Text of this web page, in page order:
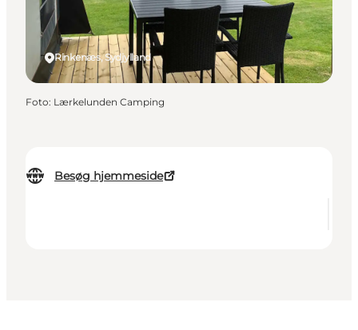
Besøg hjemmeside
Rinkenæs, Sydjylland
Foto: Lærkelunden Camping